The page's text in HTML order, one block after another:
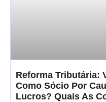
Reforma Tributária:
Como Sócio Por
Lucros? Quais As